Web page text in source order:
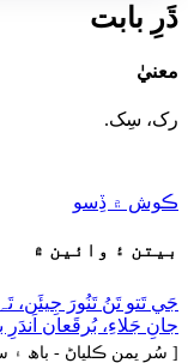
ڌَرِ بابت
معنيٰ
رک، سِک.
ڪوش ۾ ڏِسو
بيتن ۽ وائين ۾
جَي تَتو تَنُ تَنُورَ
جانِ جَلاءِ، بُرقَعان
[ سُر يمن ڪلياڻ - باھ ۽